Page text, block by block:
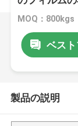
MOQ：800kgs
ベス
製品の説明